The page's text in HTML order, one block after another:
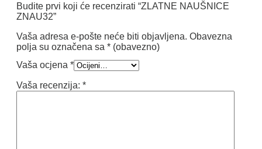
Budite prvi koji će recenzirati “ZLATNE NAUŠNICE
ZNAU32”
Vaša adresa e-pošte neće biti objavljena. Obavezna
polja su označena sa * (obavezno)
Vaša ocjena *
Vaša recenzija: *